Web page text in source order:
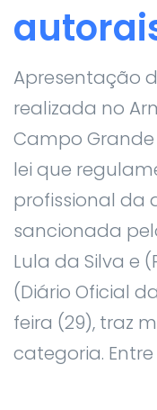
Apresentação
realizada no
Campo
lei que
profissional da
sancionada
Lula da Silva e
(Diário Oficial
feira (29), traz
categoria.